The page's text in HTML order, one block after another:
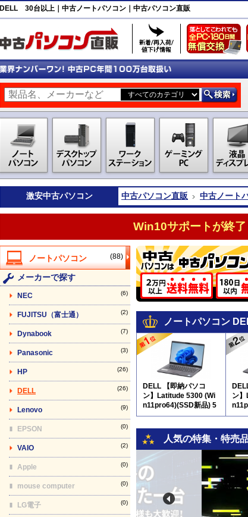
DELL 30台以上｜中古ノートパソコン｜中古パソコン直販
激安中古パソコン 中古パソコン直販 中古ノート
Win10サポートが終
(88)
メーカーで探す
NEC (6)
FUJITSU（富士通） (2)
Dynabook (7)
Panasonic (3)
HP (26)
DELL (26)
Lenovo (9)
EPSON (0)
VAIO (2)
Apple (0)
mouse computer (0)
LG電子 (0)
ノートパソコン
DELL 【即納パソコ
ン】Latitude 5300 (Wi
n11pro64)(SSD新品) 5
N8
ン
人気の特集・特売